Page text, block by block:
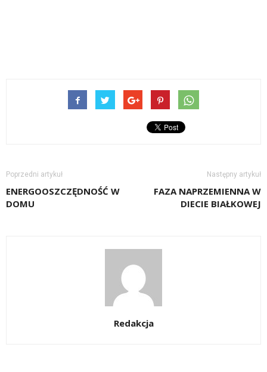
Poprzedni artykuł
ENERGOOSZCZĘDNOŚĆ W
DOMU
Następny artykuł
FAZA NAPRZEMIENNA W
DIECIE BIAŁKOWEJ
Redakcja